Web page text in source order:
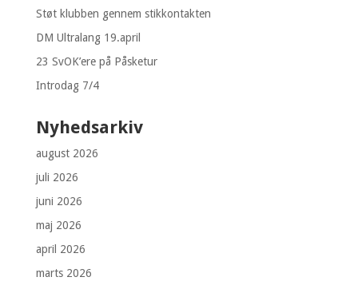
Støt klubben gennem stikkontakten
DM Ultralang 19.april
23 SvOK’ere på Påsketur
Introdag 7/4
Nyhedsarkiv
august 2026
juli 2026
juni 2026
maj 2026
april 2026
marts 2026